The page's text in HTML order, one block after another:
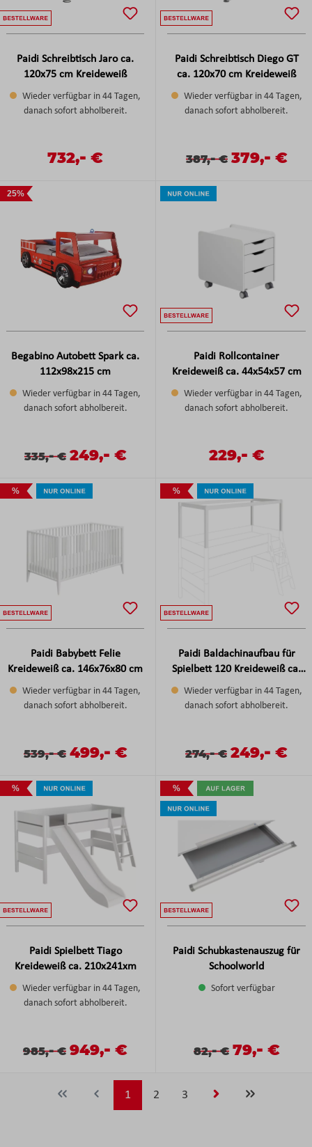
Paidi Schreibtisch Jaro ca.
120x75 cm Kreideweiß
Wieder verfügbar in 44 Tagen,
danach sofort abholbereit.
Regulärer Preis:
Verkaufspreis:
732,- €
Paidi Schreibtisch Diego GT
ca. 120x70 cm Kreideweiß
Wieder verfügbar in 44 Tagen,
danach sofort abholbereit.
Verkaufspreis:
Regulärer Preis:
387,-€ 379,- €
25%
Begabino Autobett Spark ca.
112x98x215 cm
Wieder verfügbar in 44 Tagen,
danach sofort abholbereit.
Verkaufspreis:
Regulärer Preis:
335,-€ Verkaufspreis:
249,- €
Paidi Rollcontainer
Kreideweiß ca. 44x54x57 cm
Wieder verfügbar in 44 Tagen,
danach sofort abholbereit.
Regulärer Preis:
Verkaufspreis:
229,- €
%
Paidi Babybett Felie
Kreideweiß ca. 146x76x80 cm
Wieder verfügbar in 44 Tagen,
danach sofort abholbereit.
Verkaufspreis:
Regulärer Preis:
539,-€ Verkaufspreis:
499,- €
%
Paidi Baldachinaufbau für
Spielbett 120 Kreideweiß ca.
210x98x71 cm
Wieder verfügbar in 44 Tagen,
danach sofort abholbereit.
Verkaufspreis:
Regulärer Preis:
274,-€ 249,- €
%
Paidi Spielbett Tiago
Kreideweiß ca. 210x241xm
Wieder verfügbar in 44 Tagen,
danach sofort abholbereit.
Verkaufspreis:
Regulärer Preis:
985,-€ Verkaufspreis:
949,- €
%
Paidi Schubkastenauszug für
Schoolworld
Sofort verfügbar
Verkaufspreis:
Regulärer Preis:
82,-€ 79,- €
Seite
1 Seite
2 Seite
3